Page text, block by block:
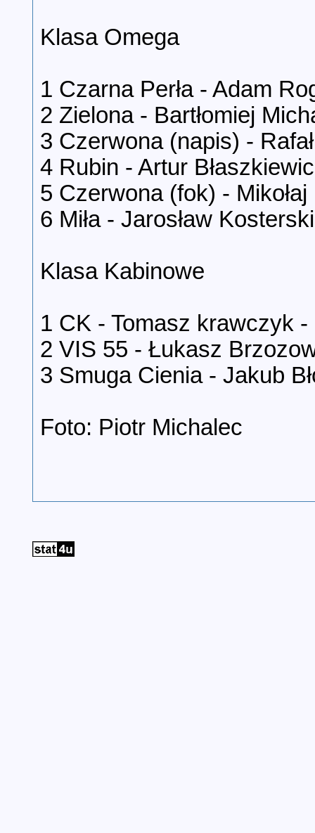
Klasa Omega
1 Czarna Perła - Adam
2 Zielona - Bartłomiej
3 Czerwona (napis) -
4 Rubin - Artur
5 Czerwona (fok) -
6 Miła - Jarosław
Klasa Kabinowe
1 CK - Tomasz krawczyk -
2 VIS 55 - Łukasz
3 Smuga Cienia - Jakub
Foto: Piotr Michalec